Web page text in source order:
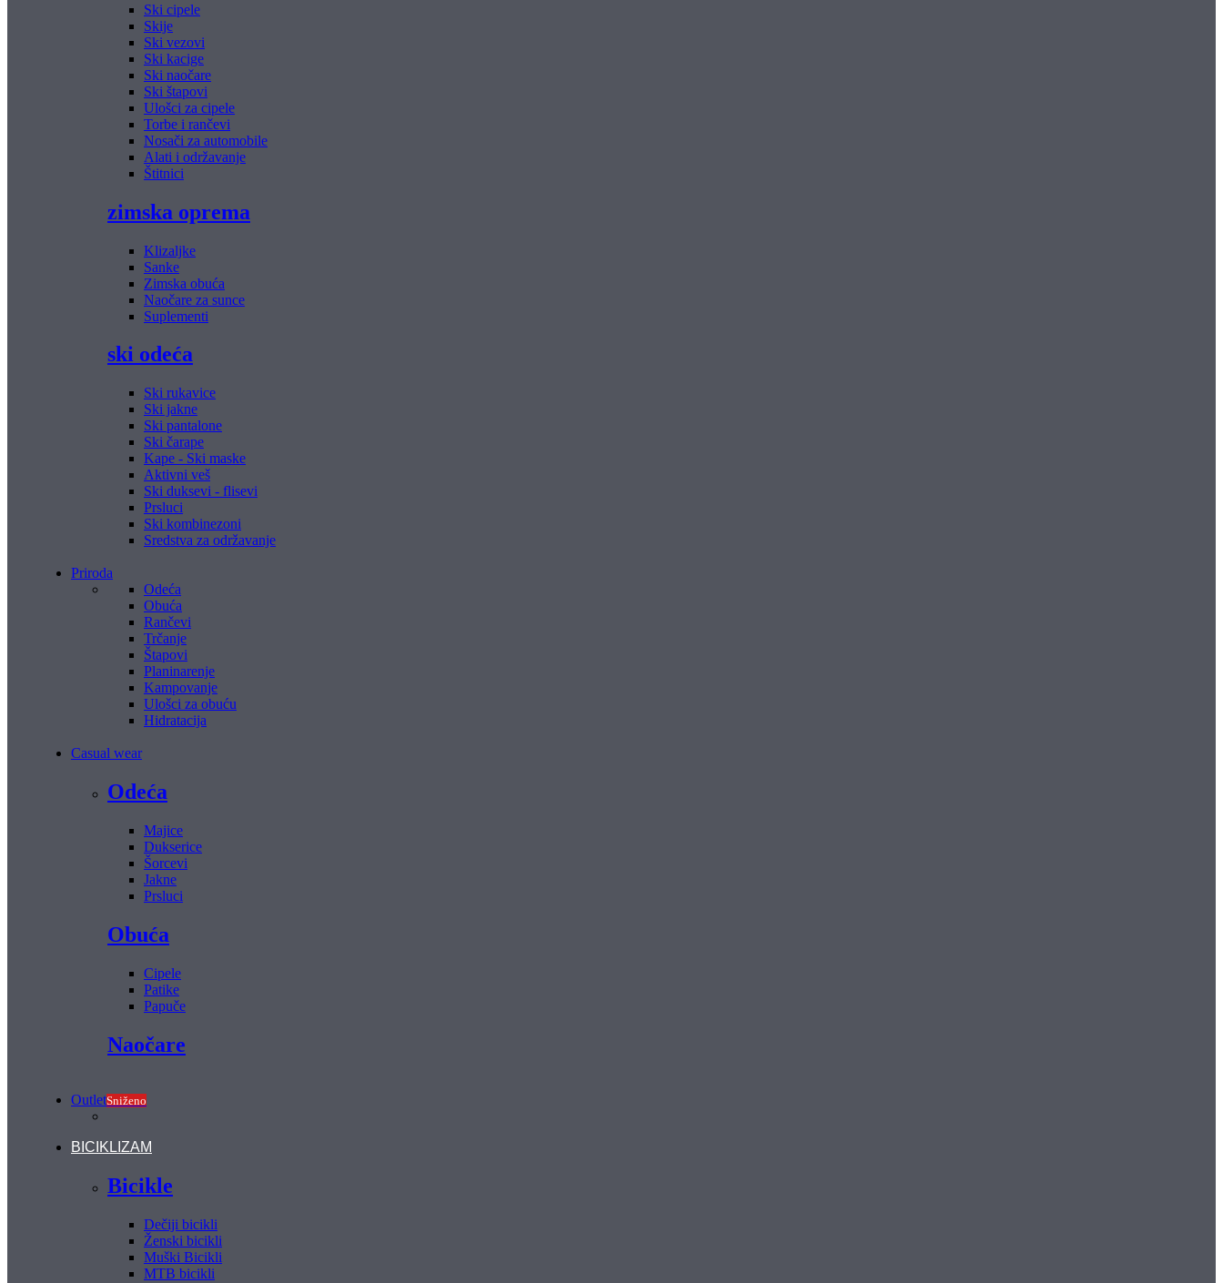
Ski cipele
Skije
Ski vezovi
Ski kacige
Ski naočare
Ski štapovi
Ulošci za cipele
Torbe i rančevi
Nosači za automobile
Alati i održavanje
Štitnici
zimska oprema
Klizaljke
Sanke
Zimska obuća
Naočare za sunce
Suplementi
ski odeća
Ski rukavice
Ski jakne
Ski pantalone
Ski čarape
Kape - Ski maske
Aktivni veš
Ski duksevi - flisevi
Prsluci
Ski kombinezoni
Sredstva za održavanje
Priroda
Odeća
Obuća
Rančevi
Trčanje
Štapovi
Planinarenje
Kampovanje
Ulošci za obuću
Hidratacija
Casual wear
Odeća
Majice
Dukserice
Šorcevi
Jakne
Prsluci
Obuća
Cipele
Patike
Papuče
Naočare
OutletSniženo
BICIKLIZAM
Bicikle
Dečiji bicikli
Ženski bicikli
Muški Bicikli
MTB bicikli